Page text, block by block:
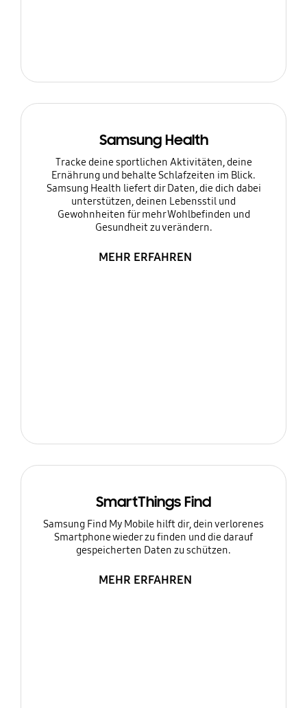
Samsung Health
Tracke deine sportlichen Aktivitäten, deine
Ernährung und behalte Schlafzeiten im Blick.
Samsung Health liefert dir Daten, die dich dabei
unterstützen, deinen Lebensstil und
Gewohnheiten für mehr Wohlbefinden und
Gesundheit zu verändern.
MEHR ERFAHREN
SmartThings Find
Samsung Find My Mobile hilft dir, dein verlorenes
Smartphone wieder zu finden und die darauf
gespeicherten Daten zu schützen.
MEHR ERFAHREN